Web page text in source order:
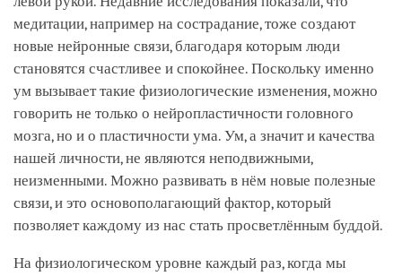
медитации, например на сострадание, тоже создают
новые нейронные связи, благодаря которым люди
становятся счастливее и спокойнее. Поскольку именно
ум вызывает такие физиологические изменения, можно
говорить не только о нейропластичности головного
мозга, но и о пластичности ума. Ум, а значит и качества
нашей личности, не являются неподвижными,
неизменными. Можно развивать в нём новые полезные
связи, и это основополагающий фактор, который
позволяет каждому из нас стать просветлённым буддой.
На физиологическом уровне каждый раз, когда мы